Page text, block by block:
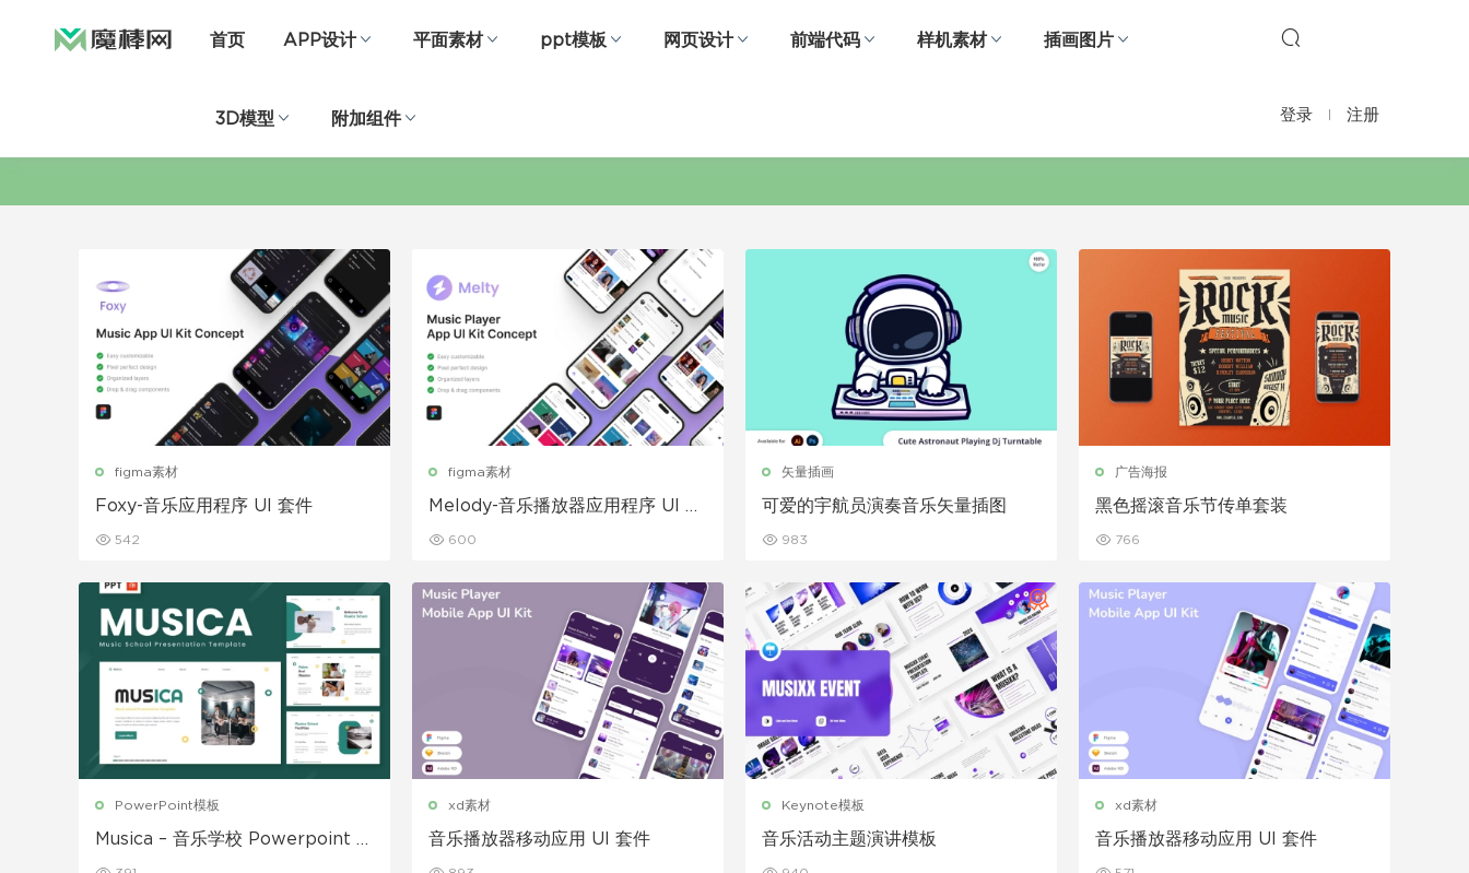
首页 APP设计 平面素材 ppt模板 网页设计 前端代码 样机素材 插画图片
3D模型 附加组件 登录 注册
figma素材
Foxy-音乐应用程序 UI 套件
542
figma素材
Melody-音乐播放器应用程序 UI 套
600
矢量插画
可爱的宇航员演奏音乐矢量插图
983
广告海报
黑色摇滚音乐节传单套装
766
PowerPoint模板
Musica – 音乐学校 Powerpoint 模
xd素材
音乐播放器移动应用 UI 套件
Keynote模板
音乐活动主题演讲模板
xd素材
音乐播放器移动应用 UI 套件